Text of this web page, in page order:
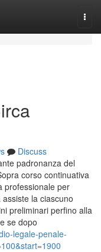
Discuss
padronanza del
corso continuativa
professionale per
la ciascuno
preliminari perfino alla
se dopo
legale-penale-